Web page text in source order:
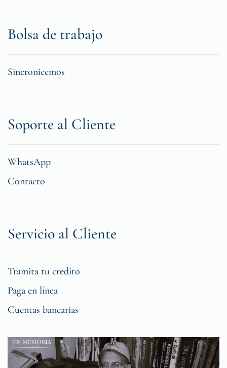
Bolsa de trabajo
Sincronicemos
Soporte al Cliente
WhatsApp
Contacto
Servicio al Cliente
Tramita tu credito
Paga en línea
Cuentas bancarias